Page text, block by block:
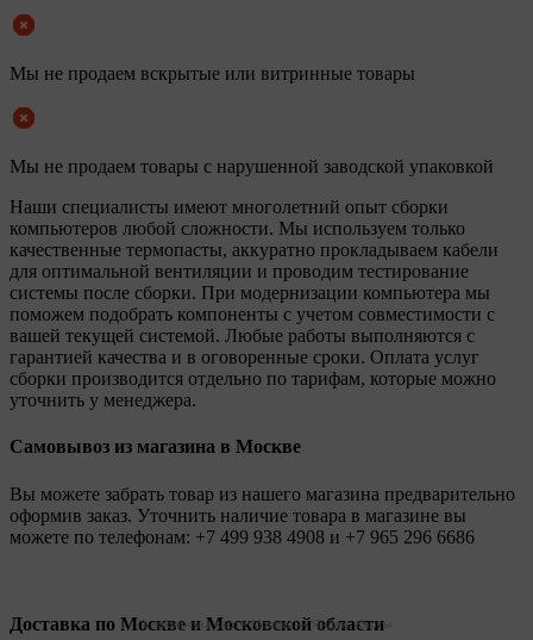
Мы не продаем вскрытые или витринные товары
Мы не продаем товары с нарушенной заводской упаковкой
Наши специалисты имеют многолетний опыт сборки
компьютеров любой сложности. Мы используем только
качественные термопасты, аккуратно прокладываем кабели
для оптимальной вентиляции и проводим тестирование
системы после сборки. При модернизации компьютера мы
поможем подобрать компоненты с учетом совместимости с
вашей текущей системой. Любые работы выполняются с
гарантией качества и в оговоренные сроки. Оплата услуг
сборки производится отдельно по тарифам, которые можно
уточнить у менеджера.
Самовывоз из магазина в Москве
Вы можете забрать товар из нашего магазина предварительно
оформив заказ. Уточнить наличие товара в магазине вы
можете по телефонам: +7 499 938 4908 и +7 965 296 6686
Доставка по Москве и Московской области
Legionpc на карте Москвы — Яндекс Карты